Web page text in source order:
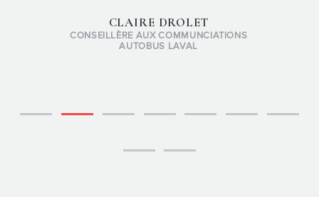
CLAIRE DROLET
CONSEILLÈRE AUX COMMUNCIATIONS
AUTOBUS LAVAL